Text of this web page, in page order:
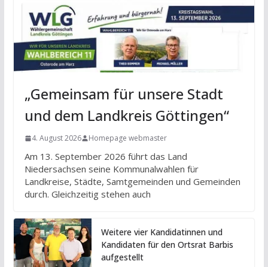
„Gemeinsam für unsere Stadt
und dem Landkreis Göttingen“
4. August 2026 Homepage webmaster
Am 13. September 2026 führt das Land
Niedersachsen seine Kommunalwahlen für
Landkreise, Städte, Samtgemeinden und Gemeinden
durch. Gleichzeitig stehen auch
Weitere vier Kandidatinnen und
Kandidaten für den Ortsrat Barbis
aufgestellt